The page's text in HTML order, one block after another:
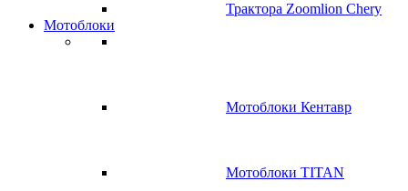
Трактора Zoomlion Chery
Мотоблоки
Мотоблоки Кентавр
Мотоблоки TITAN